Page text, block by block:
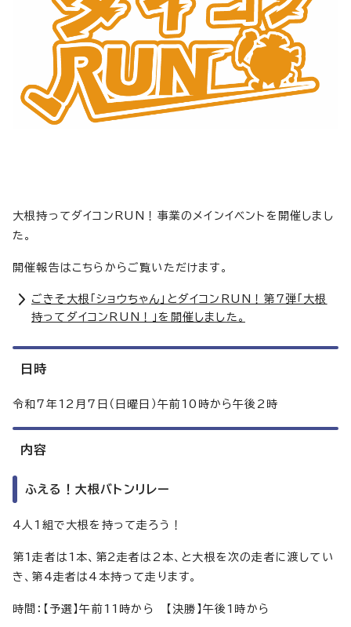
大根持ってダイコンRUN！事業のメインイベントを開催しまし
た。
開催報告はこちらからご覧いただけます。
ごきそ大根「ショウちゃん」とダイコンRUN！第7弾「大根
持ってダイコンRUN！」を開催しました。
日時
令和7年12月7日（日曜日）午前10時から午後2時
内容
ふえる！大根バトンリレー
4人1組で大根を持って走ろう！
第1走者は1本、第2走者は2本、と大根を次の走者に渡してい
き、第4走者は4本持って走ります。
時間：【予選】午前11時から 【決勝】午後1時から